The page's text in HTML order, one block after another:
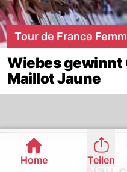
Tour de France
Wiebes
Maillot Jaune
Home Teilen